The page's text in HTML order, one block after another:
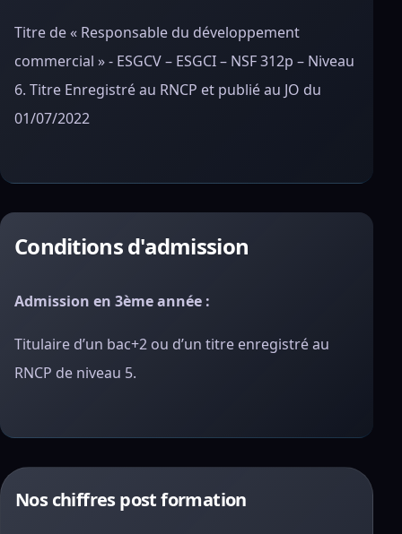
Titre de « Responsable du développement
commercial » - ESGCV – ESGCI – NSF 312p – Niveau
6. Titre Enregistré au RNCP et publié au JO du
01/07/2022
Conditions d'admission
Admission en 3ème année :
Titulaire d’un bac+2 ou d’un titre enregistré au
RNCP de niveau 5.
Nos chiffres post formation